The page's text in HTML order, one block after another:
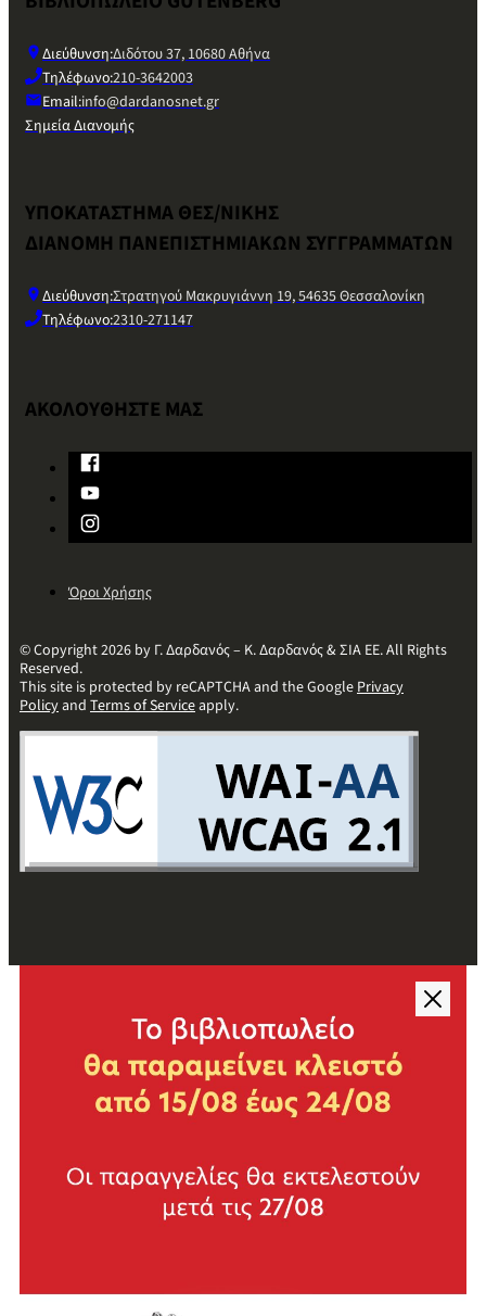
Διεύθυνση:Διδότου 37, 10680 Αθήνα
Τηλέφωνο:210-3642003
Email:info@dardanosnet.gr
Σημεία Διανομής
ΥΠΟΚΑΤΑΣΤΗΜΑ ΘΕΣ/ΝΙΚΗΣ
ΔΙΑΝΟΜΗ ΠΑΝΕΠΙΣΤΗΜΙΑΚΩΝ ΣΥΓΓΡΑΜΜΑΤΩΝ
Διεύθυνση:Στρατηγού Μακρυγιάννη 19, 54635 Θεσσαλονίκη
Τηλέφωνο:2310-271147
ΑΚΟΛΟΥΘΗΣΤΕ ΜΑΣ
Όροι Χρήσης
© Copyright 2026 by Γ. Δαρδανός – Κ. Δαρδανός & ΣΙΑ ΕΕ. All Rights
Reserved.
This site is protected by reCAPTCHA and the GooglePrivacy
Policyand Terms of Serviceapply.